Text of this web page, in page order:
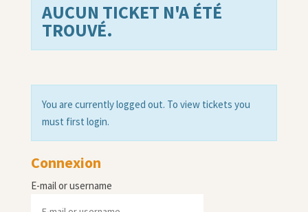
AUCUN TICKET N'A ÉTÉ
TROUVÉ.
You are currently logged out. To view tickets you
must first login.
Connexion
E-mail or username